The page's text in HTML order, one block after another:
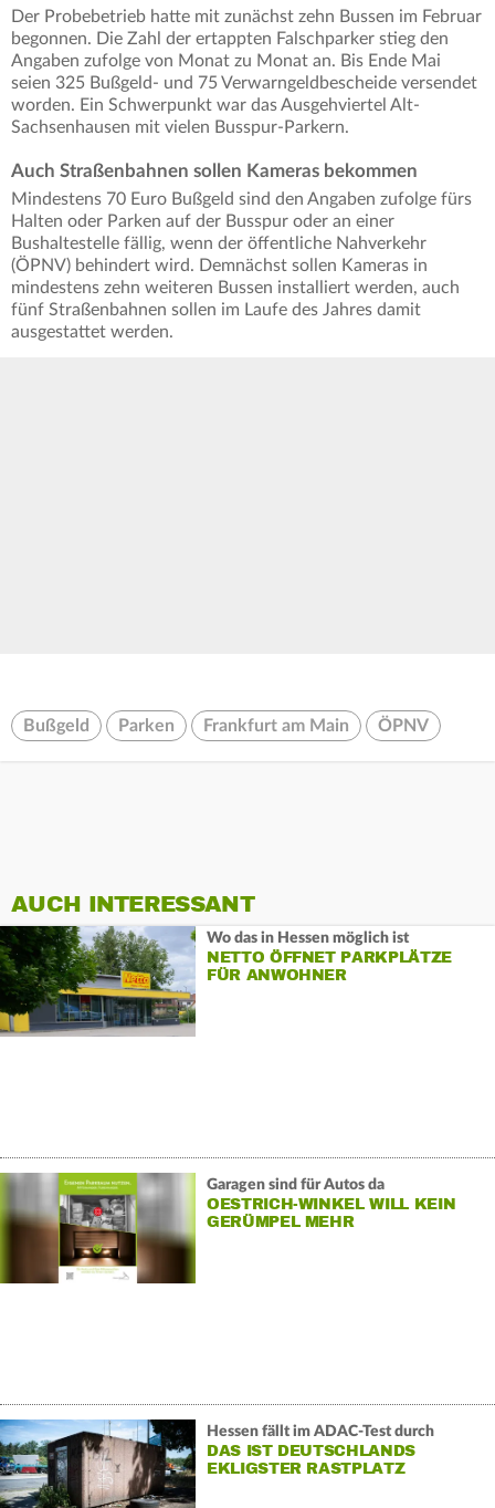
Der Probebetrieb hatte mit zunächst zehn Bussen im Februar
begonnen. Die Zahl der ertappten Falschparker stieg den
Angaben zufolge von Monat zu Monat an. Bis Ende Mai
seien 325 Bußgeld- und 75 Verwarngeldbescheide versendet
worden. Ein Schwerpunkt war das Ausgehviertel Alt-
Sachsenhausen mit vielen Busspur-Parkern.
Auch Straßenbahnen sollen Kameras bekommen
Mindestens 70 Euro Bußgeld sind den Angaben zufolge fürs
Halten oder Parken auf der Busspur oder an einer
Bushaltestelle fällig, wenn der öffentliche Nahverkehr
(ÖPNV) behindert wird. Demnächst sollen Kameras in
mindestens zehn weiteren Bussen installiert werden, auch
fünf Straßenbahnen sollen im Laufe des Jahres damit
ausgestattet werden.
Bußgeld Parken Frankfurt am Main ÖPNV
AUCH INTERESSANT
Wo das in Hessen möglich ist
NETTO ÖFFNET PARKPLÄTZE
FÜR ANWOHNER
Garagen sind für Autos da
OESTRICH-WINKEL WILL KEIN
GERÜMPEL MEHR
Hessen fällt im ADAC-Test durch
DAS IST DEUTSCHLANDS
EKLIGSTER RASTPLATZ